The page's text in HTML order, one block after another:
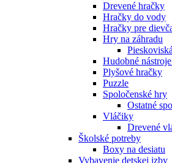
Drevené hračky
Hračky do vody
Hračky pre
Hry na záhradu
Pieskoviská
Hudobné
Plyšové hračky
Puzzle
Spoločenské hry
Ostatné
Vláčiky
Drevené
Školské potreby
Boxy na desiatu
Vybavenie detskej izby